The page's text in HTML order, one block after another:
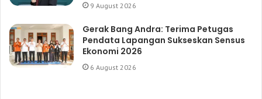
9 August 2026
Gerak Bang Andra: Terima Petugas
Pendata Lapangan Sukseskan Sensus
Ekonomi 2026
6 August 2026